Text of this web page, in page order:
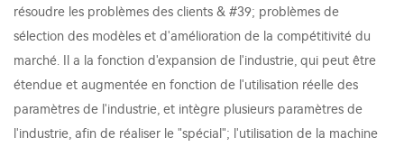
résoudre les problèmes des clients & #39; problèmes de
sélection des modèles et d'amélioration de la compétitivité du
marché. Il a la fonction d'expansion de l'industrie, qui peut être
étendue et augmentée en fonction de l'utilisation réelle des
paramètres de l'industrie, et intègre plusieurs paramètres de
l'industrie, afin de réaliser le "spécial"; l'utilisation de la machine